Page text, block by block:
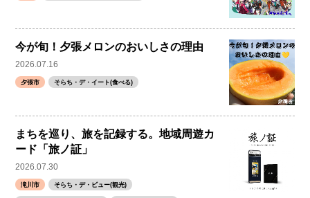
今が旬！夕張メロンのおいしさの理由
2026.07.16
夕張市 そらち・デ・イート(食べる)
まちを巡り、旅を記録する。地域周遊カ
ード「旅ノ証」
2026.07.30
滝川市 そらち・デ・ビュー(観光)